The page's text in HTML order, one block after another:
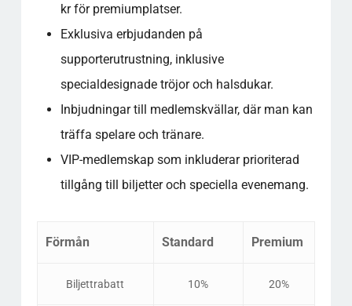
kr för premiumplatser.
Exklusiva erbjudanden på
supporterutrustning, inklusive
specialdesignade tröjor och halsdukar.
Inbjudningar till medlemskvällar, där man kan
träffa spelare och tränare.
VIP-medlemskap som inkluderar prioriterad
tillgång till biljetter och speciella evenemang.
Förmån Standard Premium
Biljettrabatt 10% 20%